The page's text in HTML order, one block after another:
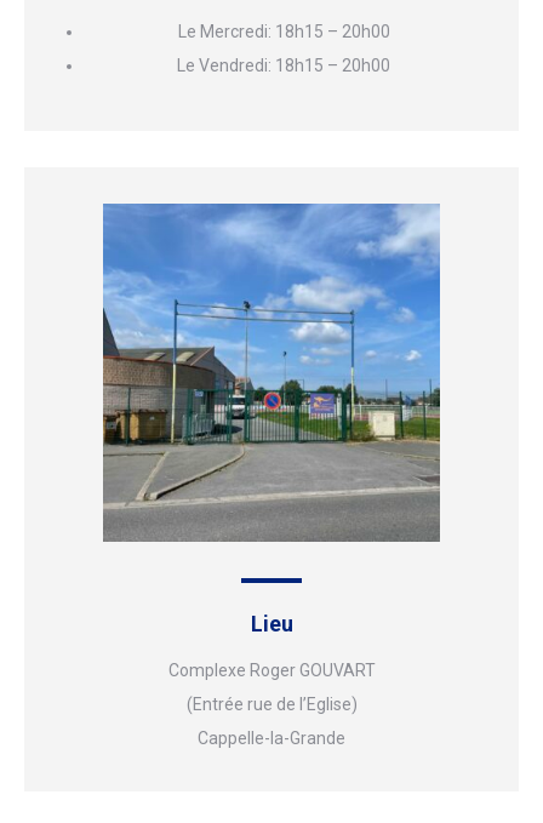
Le Mercredi: 18h15 – 20h00
Le Vendredi: 18h15 – 20h00
Lieu
Complexe Roger GOUVART
(Entrée rue de l’Eglise)
Cappelle-la-Grande